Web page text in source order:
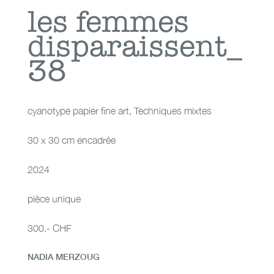
les femmes
disparaissent_38
les femmes
disparaissent_
38
cyanotype papier fine art, Techniques mixtes
30 x 30 cm encadrée
2024
pièce unique
300.- CHF
NADIA MERZOUG